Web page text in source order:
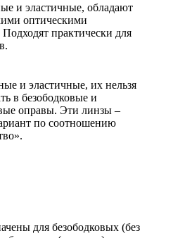
и эластичные, обладают
оптическими
практически для
и эластичные, их нельзя
в безободковые и
оправы. Эти линзы –
по соотношению
для безободковых (без